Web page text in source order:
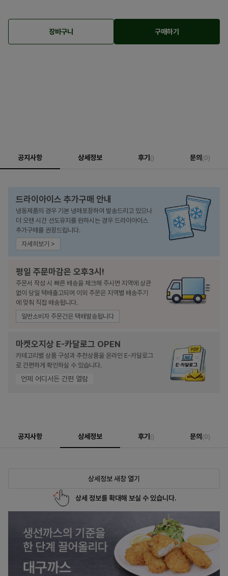
장바구니 구매하기
공지사항 상세정보 후기 () 문의 (0)
드라이아이스 추가구매 안내
냉동제품의 경우 기본 냉매포장하여 발송드리고 있으나
더 오랜 시간 선도유지를 원하시는 경우 드라이아이스
추가구매를 권장드립니다.
자세히보기 >
평일 주문마감은 오후3시!
주문서 작성 시 빠른 배송을 체크해 주시면 지역에 상관
없이 당일 택배출고되며 이외 주문은 지역별 배송주기
에 맞춰 직접 배송됩니다.
일반소비자 주문건은 택배발송됩니다
마켓오지상 E-카달로그 OPEN
카테고리별 상품 구성과 추천상품을 온라인 E-카달로그
로 간편하게 확인하실 수 있습니다.
언제 어디서든 간편 열람
공지사항 상세정보 후기 () 문의 (0)
상세정보 새창 열기
상세 정보를 확대해 보실 수 있습니다.